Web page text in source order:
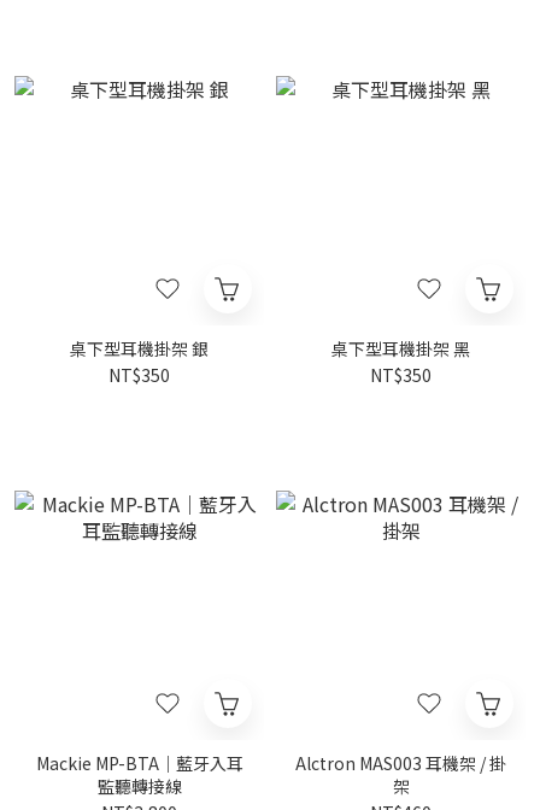
桌下型耳機掛架 銀
NT$350
桌下型耳機掛架 黑
NT$350
Mackie MP-BTA｜藍牙入耳
監聽轉接線
Alctron MAS003 耳機架 / 掛
架